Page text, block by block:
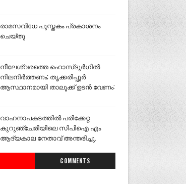
രാമസവിധേ പുസ്തകം പ്രകാശനം
ചെയ്തു
നീലേശ്വരത്തെ ഹൊസ്ദുർഗിൽ
നിലനിർത്തണം; തൃക്കരിപ്പൂർ
ആസ്ഥാനമായി താലൂക്ക് ഉടൻ വേണം:
വാഹനാപകടത്തിൽ പരിക്കേറ്റ
കുറുഞ്ചേരിയിലെ സിപിഐ എം
ആദ്യകാല നേതാവ് അന്തരിച്ചു.
COMMENTS